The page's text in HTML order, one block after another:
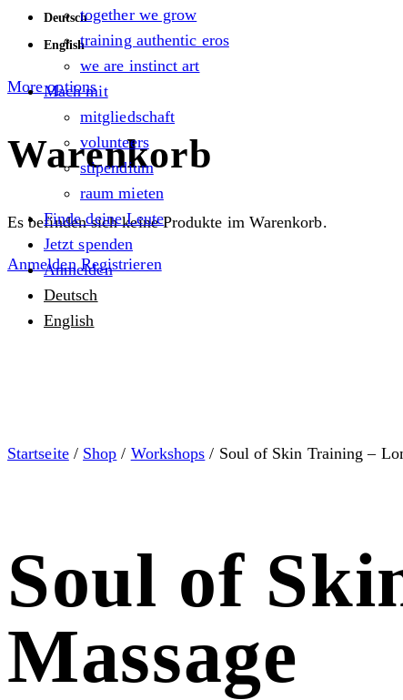
Deutsch
English
More options
Warenkorb
Es befinden sich keine Produkte im Warenkorb.
Anmelden Registrieren
together we grow
training authentic eros
we are instinct art
Mach mit
mitgliedschaft
volunteers
stipendium
raum mieten
Finde deine Leute
Jetzt spenden
Anmelden
Deutsch
English
Startseite/ Shop / Workshops / Soul of Skin Training –
Soul of
Massage